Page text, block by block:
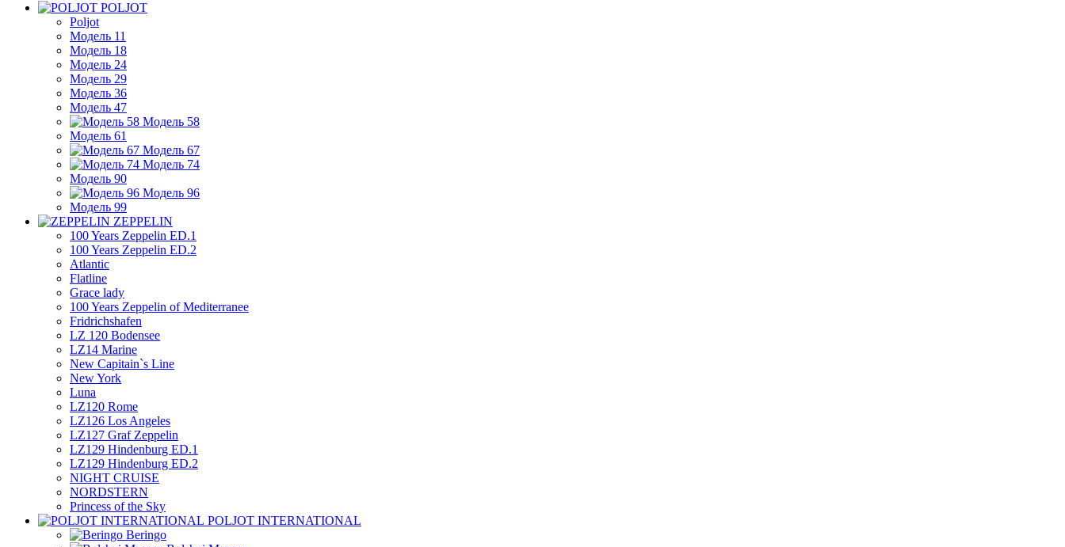
POLJOT
Poljot
Модель 11
Модель 18
Модель 24
Модель 29
Модель 36
Модель 47
Модель 58
Модель 61
Модель 67
Модель 74
Модель 90
Модель 96
Модель 99
ZEPPELIN
100 Years Zeppelin ED.1
100 Years Zeppelin ED.2
Atlantic
Flatline
Grace lady
100 Years Zeppelin of Mediterranee
Fridrichshafen
LZ 120 Bodensee
LZ14 Marine
New Capitain`s Line
New York
Luna
LZ120 Rome
LZ126 Los Angeles
LZ127 Graf Zeppelin
LZ129 Hindenburg ED.1
LZ129 Hindenburg ED.2
NIGHT CRUISE
NORDSTERN
Princess of the Sky
POLJOT INTERNATIONAL
Beringo